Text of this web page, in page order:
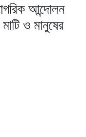
আন্দোলন
ও মানুষের